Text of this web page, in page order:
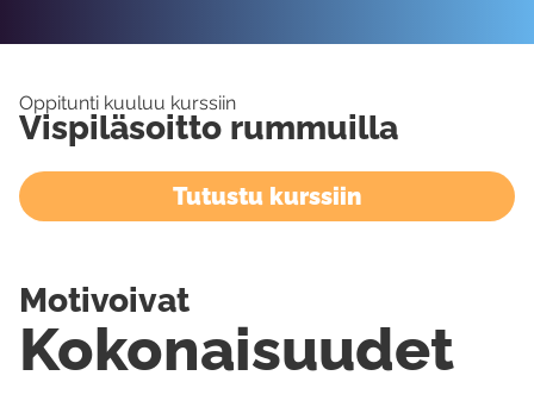
Oppitunti kuuluu kurssiin
Vispiläsoitto rummuilla
Tutustu kurssiin
Kokonaisuudet
Motivoivat